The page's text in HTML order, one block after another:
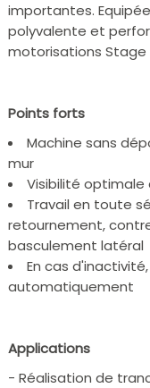
importantes.
polyvalente et
motorisations Stage
Points forts
Machine sans
mur
Visibilité optimale
Travail en toute
retournement,
basculement latéral
En cas
automatiquement
Applications
- Réalisation de